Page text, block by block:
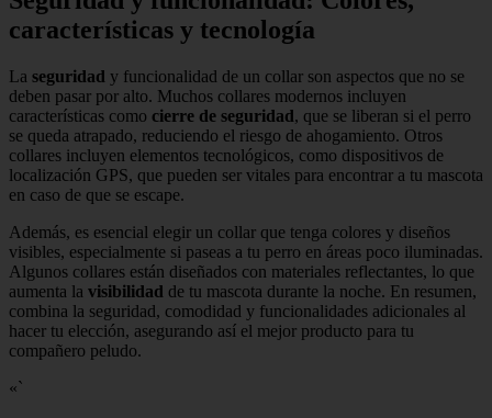
características y tecnología
La seguridad y funcionalidad de un collar son aspectos que no se
deben pasar por alto. Muchos collares modernos incluyen
características como cierre de seguridad, que se liberan si el perro
se queda atrapado, reduciendo el riesgo de ahogamiento. Otros
collares incluyen elementos tecnológicos, como dispositivos de
localización GPS, que pueden ser vitales para encontrar a tu mascota
en caso de que se escape.
Además, es esencial elegir un collar que tenga colores y diseños
visibles, especialmente si paseas a tu perro en áreas poco iluminadas.
Algunos collares están diseñados con materiales reflectantes, lo que
aumenta la visibilidad de tu mascota durante la noche. En resumen,
combina la seguridad, comodidad y funcionalidades adicionales al
hacer tu elección, asegurando así el mejor producto para tu
compañero peludo.
«`